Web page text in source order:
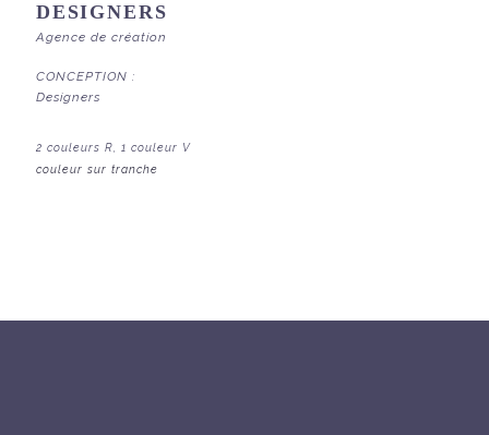
DESIGNERS
Agence de création
CONCEPTION :
Designers
2 couleurs R, 1 couleur V
couleur sur tranche